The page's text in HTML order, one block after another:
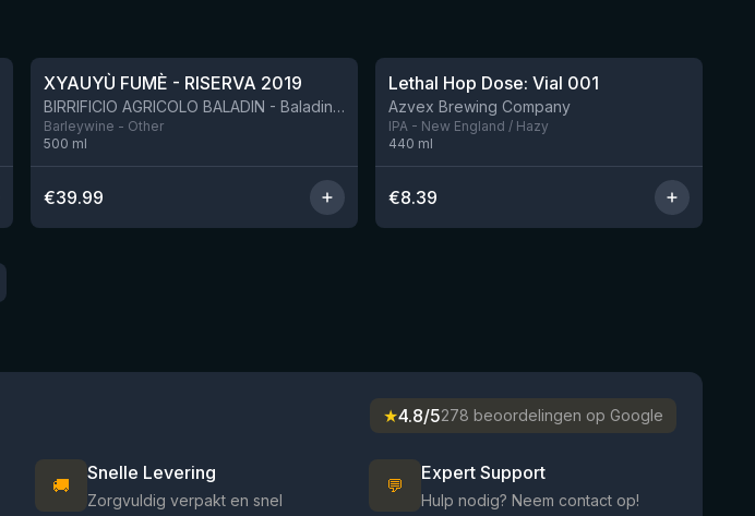
XYAUYÙ FUMÈ - RISERVA 2019
BIRRIFICIO AGRICOLO BALADIN - Baladin Indipendente Italian Farm Brewery
Barleywine - Other
500 ml
€39.99
Lethal Hop Dose: Vial 001
Azvex Brewing Company
IPA - New England / Hazy
440 ml
€8.39
★4.8/5278 beoordelingen op Google
🚚
Snelle Levering
Zorgvuldig verpakt en snel
💬
Expert Support
Hulp nodig? Neem contact op!